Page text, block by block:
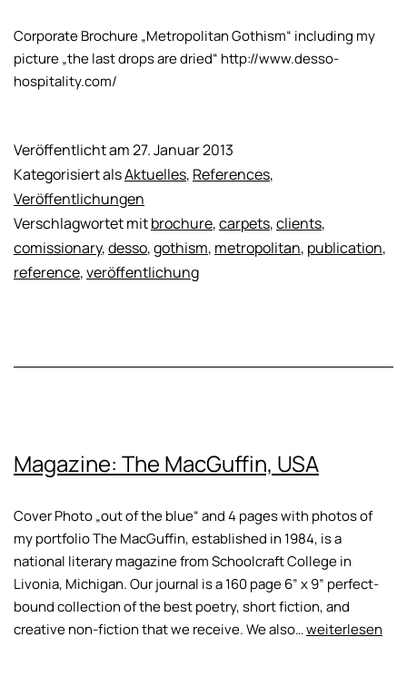
Corporate Brochure „Metropolitan Gothism“ including my
picture „the last drops are dried“ http://www.desso-
hospitality.com/
Veröffentlicht am27. Januar 2013
Kategorisiert alsAktuelles, References,
Veröffentlichungen
Verschlagwortet mitbrochure,carpets,clients,
comissionary,desso,gothism, metropolitan, publication,
reference,veröffentlichung
Magazine: The MacGuffin, USA
Cover Photo „out of the blue“ and 4 pages with photos of
my portfolio The MacGuffin, established in 1984, is a
national literary magazine from Schoolcraft College in
Livonia, Michigan. Our journal is a 160 page 6” x 9” perfect-
bound collection of the best poetry, short fiction, and
creative non-fiction that we receive. We also…Magazine:
weiterlesen